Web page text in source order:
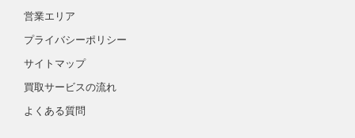
営業エリア
プライバシーポリシー
サイトマップ
買取サービスの流れ
よくある質問